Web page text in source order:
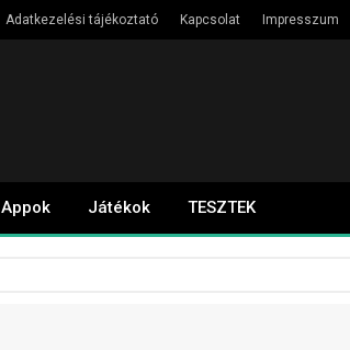
Adatkezelési tájékoztató Kapcsolat Impresszum
Appok Játékok TESZTEK